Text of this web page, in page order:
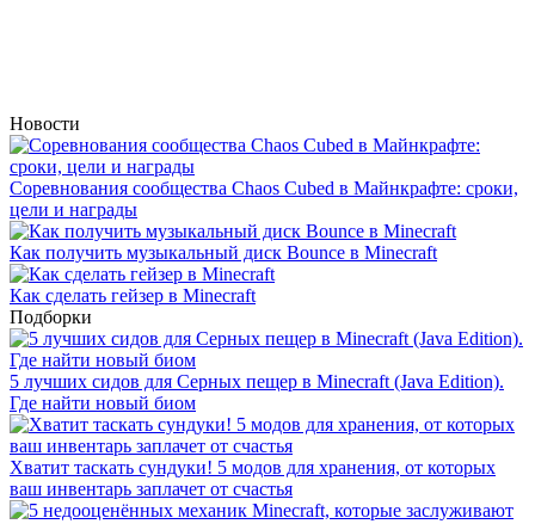
Новости
Соревнования сообщества Chaos Cubed в Майнкрафте: сроки,
цели и награды
Как получить музыкальный диск Bounce в Minecraft
Как сделать гейзер в Minecraft
Подборки
5 лучших сидов для Серных пещер в Minecraft (Java Edition).
Где найти новый биом
Хватит таскать сундуки! 5 модов для хранения, от которых
ваш инвентарь заплачет от счастья